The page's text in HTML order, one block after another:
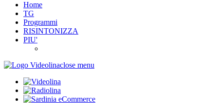
Home
TG
Programmi
RISINTONIZZA
PIU'
close menu